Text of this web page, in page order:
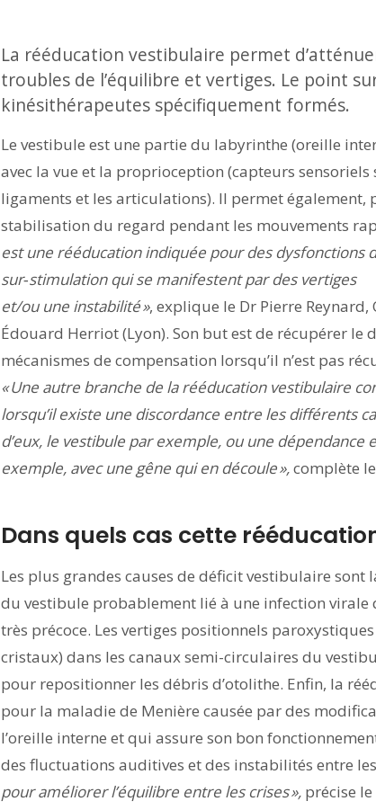
La rééducation vestibulaire permet
troubles de l’équilibre et vertiges. Le point
kinésithérapeutes spécifiquement formés.
Le vestibule est une partie du labyrinthe (oreille
avec la vue et la proprioception (capteurs sensoriels
ligaments et les articulations). Il permet
stabilisation du regard pendant les mouvements
est une rééducation indiquée pour des dysfonctions
sur‑stimulation qui se manifestent par des vertiges
et/ou une instabilité », explique le Dr Pierre
Édouard Herriot (Lyon). Son but est de récupérer le
mécanismes de compensation lorsqu’il n’est pas
« Une autre branche de la rééducation vestibulaire
lorsqu’il existe une discordance entre les différents
d’eux, le vestibule par exemple, ou une dépendance
exemple, avec une gêne qui en découle »,complète
Dans quels cas cette
Les plus grandes causes de déficit vestibulaire
du vestibule probablement lié à une infection
très précoce. Les vertiges positionnels
cristaux) dans les canaux semi-circulaires du
pour repositionner les débris d’otolithe. Enfin, la
pour la maladie de Menière causée par des
l’oreille interne et qui assure son bon
des fluctuations auditives et des instabilités entre
pour améliorer l’équilibre entre les crises », précise